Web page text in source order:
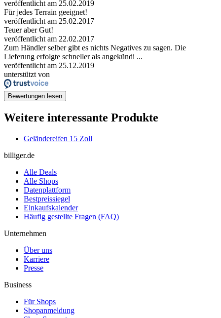
veröffentlicht am 25.02.2019
Für jedes Terrain geeignet!
veröffentlicht am 25.02.2017
Teuer aber Gut!
veröffentlicht am 22.02.2017
Zum Händler selber gibt es nichts Negatives zu sagen. Die
Lieferung erfolgte schneller als angekündi ...
veröffentlicht am 25.12.2019
unterstützt von
Bewertungen lesen
Weitere interessante Produkte
Geländereifen 15 Zoll
billiger.de
Alle Deals
Alle Shops
Datenplattform
Bestpreissiegel
Einkaufskalender
Häufig gestellte Fragen (FAQ)
Unternehmen
Über uns
Karriere
Presse
Business
Für Shops
Shopanmeldung